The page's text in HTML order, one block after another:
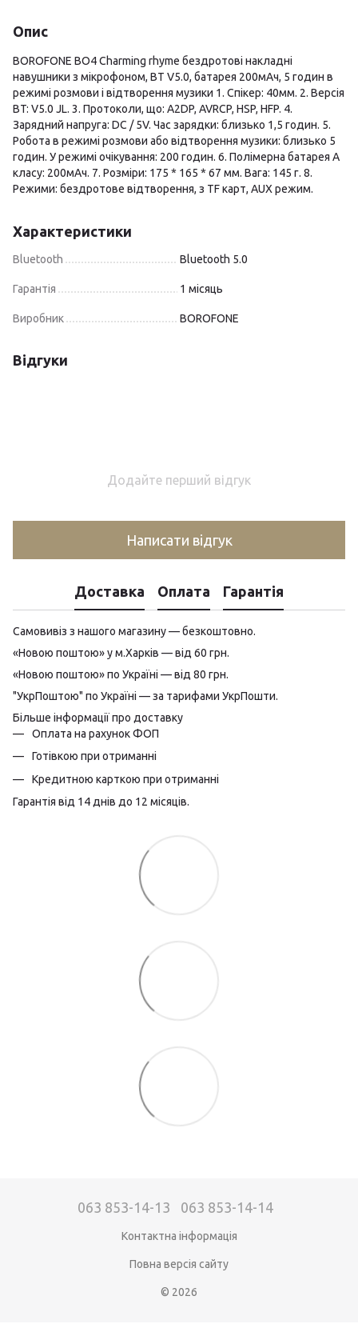
Опис
BOROFONE BO4 Charming rhyme бездротові накладні
навушники з мікрофоном, BT V5.0, батарея 200мАч, 5 годин в
режимі розмови і відтворення музики 1. Спікер: 40мм. 2. Версія
BT: V5.0 JL. 3. Протоколи, що: A2DP, AVRCP, HSP, HFP. 4.
Зарядний напруга: DC / 5V. Час зарядки: близько 1,5 годин. 5.
Робота в режимі розмови або відтворення музики: близько 5
годин. У режимі очікування: 200 годин. 6. Полімерна батарея А
класу: 200мАч. 7. Розміри: 175 * 165 * 67 мм. Вага: 145 г. 8.
Режими: бездротове відтворення, з TF карт, AUX режим.
Характеристики
Bluetooth Bluetooth 5.0
Гарантія 1 місяць
Виробник BOROFONE
Відгуки
Додайте перший відгук
Написати відгук
Доставка Оплата Гарантія
Самовивіз з нашого магазину — безкоштовно.
«Новою поштою» у м.Харків — від 60 грн.
«Новою поштою» по Україні — від 80 грн.
"УкрПоштою" по Україні — за тарифами УкрПошти.
Більше інформації про доставку
Оплата на рахунок ФОП
Готівкою при отриманні
Кредитною карткою при отриманні
Гарантія від 14 днів до 12 місяців.
063 853-14-13 063 853-14-14
Контактна інформація
Повна версія сайту
© 2026